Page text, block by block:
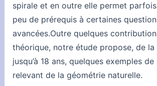
spirale et en outre elle permet parfois
peu de prérequis à certaines
avancées.Outre quelques
théorique, notre étude propose, de la
jusqu’à 18 ans, quelques exemples
relevant de la géométrie naturelle.